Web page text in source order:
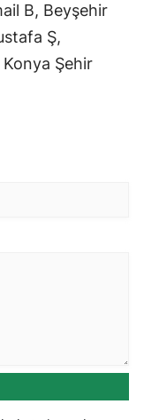
Eskişehir
Gaziantep
Kars
B, Beyşehir
Ş,
Şehir